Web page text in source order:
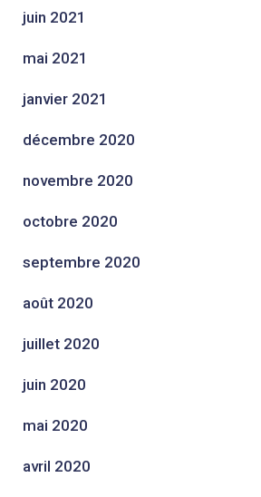
juin 2021
mai 2021
janvier 2021
décembre 2020
novembre 2020
octobre 2020
septembre 2020
août 2020
juillet 2020
juin 2020
mai 2020
avril 2020